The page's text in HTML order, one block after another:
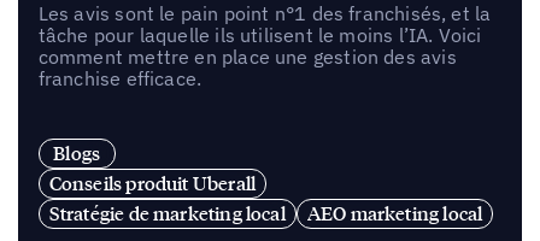
Les avis sont le pain point n°1 des franchisés, et la
tâche pour laquelle ils utilisent le moins l’IA. Voici
comment mettre en place une gestion des avis
franchise efficace.
Blogs
Conseils produit Uberall
Stratégie de marketing local
AEO marketing local